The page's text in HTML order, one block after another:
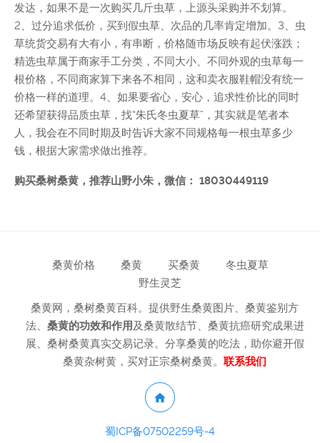
发达，如果不是一次购买几斤虫草，上源头采购并不划算。
2、过分追求低价，买到假虫草、次品的几率肯定增加。3、虫
草统货交易有大有小，有串断，价格随市场反映有起伏涨跌；
精选虫草属于商家手工分类，不同大小、不同外观的虫草每一
根价格，不同商家算下来各不相同，这和卖衣服鞋帽没有统一
价格一样的道理。4、如果要省心，安心，追求性价比的同时
还希望获得品质虫草，找“朱氏冬虫夏草”，其实就是笔者本
人，我会在不同时期及时告诉大家不同规格每一根虫草多少
钱，根据大家需求做出推荐。
购买桑树桑黄，推荐山野小朱，微信： 18030449119
桑黄价格 桑黄 买桑黄
冬虫夏草
野生灵芝
桑黄网，桑树桑黄百科。提供野生桑黄图片、桑黄鉴别方
法、 桑黄的功效和作用及桑黄散结节、桑黄抗癌研究成果进
展、桑树桑黄真实交易记录。分享桑黄的吃法，助你避开假
桑黄杂树黄，买对正宗桑树桑黄。 联系我们
蜀ICP备07502259号-4